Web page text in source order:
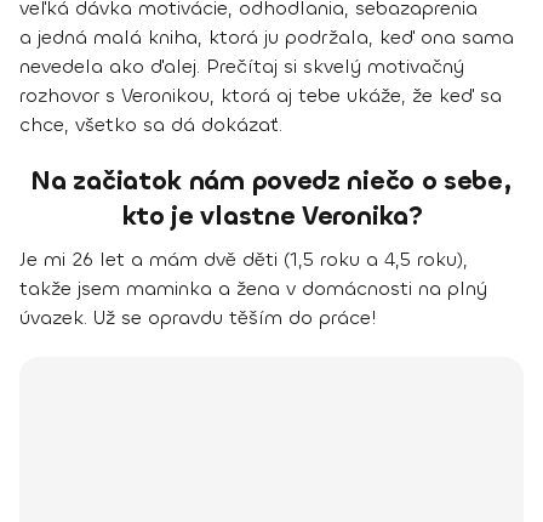
veľká dávka motivácie, odhodlania, sebazaprenia
a jedná malá kniha, ktorá ju podržala, keď ona sama
nevedela ako ďalej. Prečítaj si skvelý motivačný
rozhovor s Veronikou, ktorá aj tebe ukáže, že keď sa
chce, všetko sa dá dokázať.
Na začiatok nám povedz niečo o sebe,
kto je vlastne Veronika?
Je mi 26 let a mám dvě děti (1,5 roku a 4,5 roku),
takže jsem maminka a žena v domácnosti na plný
úvazek. Už se opravdu těším do práce!